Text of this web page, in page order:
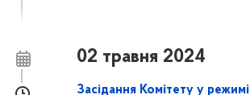
02 травня 2024
Засідання Комітету у режимі